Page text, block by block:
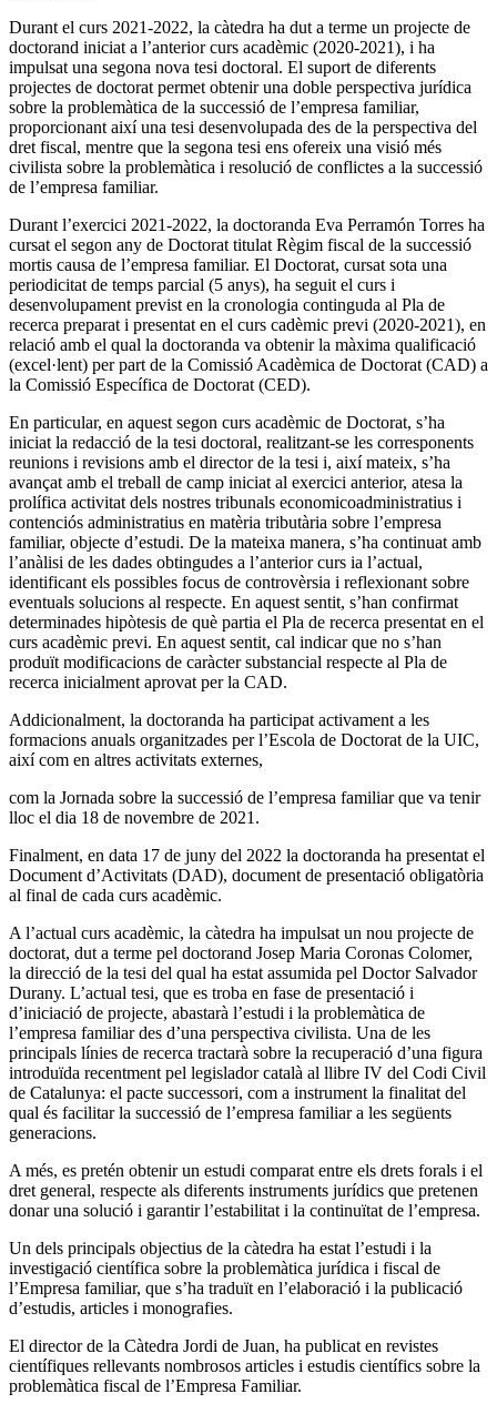
Durant el curs 2021-2022, la càtedra ha dut a terme un projecte de
doctorand iniciat a l’anterior curs acadèmic (2020-2021), i ha
impulsat una segona nova tesi doctoral. El suport de diferents
projectes de doctorat permet obtenir una doble perspectiva jurídica
sobre la problemàtica de la successió de l’empresa familiar,
proporcionant així una tesi desenvolupada des de la perspectiva del
dret fiscal, mentre que la segona tesi ens ofereix una visió més
civilista sobre la problemàtica i resolució de conflictes a la successió
de l’empresa familiar.
Durant l’exercici 2021-2022, la doctoranda Eva Perramón Torres ha
cursat el segon any de Doctorat titulat Règim fiscal de la successió
mortis causa de l’empresa familiar. El Doctorat, cursat sota una
periodicitat de temps parcial (5 anys), ha seguit el curs i
desenvolupament previst en la cronologia continguda al Pla de
recerca preparat i presentat en el curs cadèmic previ (2020-2021), en
relació amb el qual la doctoranda va obtenir la màxima qualificació
(excel·lent) per part de la Comissió Acadèmica de Doctorat (CAD) a
la Comissió Específica de Doctorat (CED).
En particular, en aquest segon curs acadèmic de Doctorat, s’ha
iniciat la redacció de la tesi doctoral, realitzant-se les corresponents
reunions i revisions amb el director de la tesi i, així mateix, s’ha
avançat amb el treball de camp iniciat al exercici anterior, atesa la
prolífica activitat dels nostres tribunals economicoadministratius i
contenciós administratius en matèria tributària sobre l’empresa
familiar, objecte d’estudi. De la mateixa manera, s’ha continuat amb
l’anàlisi de les dades obtingudes a l’anterior curs ia l’actual,
identificant els possibles focus de controvèrsia i reflexionant sobre
eventuals solucions al respecte. En aquest sentit, s’han confirmat
determinades hipòtesis de què partia el Pla de recerca presentat en el
curs acadèmic previ. En aquest sentit, cal indicar que no s’han
produït modificacions de caràcter substancial respecte al Pla de
recerca inicialment aprovat per la CAD.
Addicionalment, la doctoranda ha participat activament a les
formacions anuals organitzades per l’Escola de Doctorat de la UIC,
així com en altres activitats externes,
com la Jornada sobre la successió de l’empresa familiar que va tenir
lloc el dia 18 de novembre de 2021.
Finalment, en data 17 de juny del 2022 la doctoranda ha presentat el
Document d’Activitats (DAD), document de presentació obligatòria
al final de cada curs acadèmic.
A l’actual curs acadèmic, la càtedra ha impulsat un nou projecte de
doctorat, dut a terme pel doctorand Josep Maria Coronas Colomer,
la direcció de la tesi del qual ha estat assumida pel Doctor Salvador
Durany. L’actual tesi, que es troba en fase de presentació i
d’iniciació de projecte, abastarà l’estudi i la problemàtica de
l’empresa familiar des d’una perspectiva civilista. Una de les
principals línies de recerca tractarà sobre la recuperació d’una figura
introduïda recentment pel legislador català al llibre IV del Codi Civil
de Catalunya: el pacte successori, com a instrument la finalitat del
qual és facilitar la successió de l’empresa familiar a les següents
generacions.
A més, es pretén obtenir un estudi comparat entre els drets forals i el
dret general, respecte als diferents instruments jurídics que pretenen
donar una solució i garantir l’estabilitat i la continuïtat de l’empresa.
Un dels principals objectius de la càtedra ha estat l’estudi i la
investigació científica sobre la problemàtica jurídica i fiscal de
l’Empresa familiar, que s’ha traduït en l’elaboració i la publicació
d’estudis, articles i monografies.
El director de la Càtedra Jordi de Juan, ha publicat en revistes
científiques rellevants nombrosos articles i estudis científics sobre la
problemàtica fiscal de l’Empresa Familiar.